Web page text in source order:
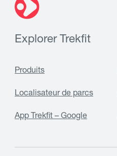
Explorer Trekfit
Produits
Localisateur de parcs
App Trekfit – Google